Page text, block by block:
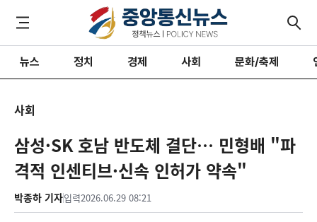
뉴스 정치 경제 사회 문화/축제
사회
삼성·SK 호남 반도체 결단… 민형배 "파
격적 인센티브·신속 인허가 약속"
박종하 기자입력2026.06.29 08:21